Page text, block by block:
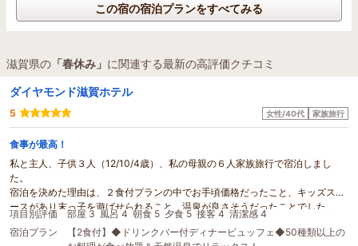
この宿の宿泊プランをすべてみる
滋賀県の 「春休み」 に関連する最新の高評価クチコミ
ダイヤモンド滋賀ホテル
5 女性/40代 家族旅行
食事が最高！
私と主人、子供３人（12/10/4歳）、私の母親の６人家族旅行で宿泊しまし
た。
宿泊を決めた理由は、２食付プランの中でお手頃価格だったこと、キッズスペ
ースがあり末っ子を遊ばせられること、温泉が良さそうだったことでした。
春休み初日の平日だったためか、宿泊客がとても少なそうでした。そのためキ
ッズルームも常に貸切状態で、末っ子は大喜び。綺麗に掃除されており良かっ
項目別評価 部屋 3 風呂 4 朝食 5 夕食 5 接客 4 清潔感 4
宿泊プラン
【2食付】◆ドリンクバー付ディナービュッフェ◆50種類以上の